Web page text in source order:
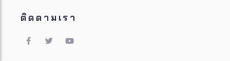
ติดตามเรา